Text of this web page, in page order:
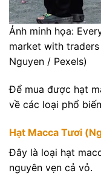
Ảnh minh họa:
market with
Nguyen / Pexels)
Để mua được hạt
về các loại phổ
Hạt Macca Tươi
Đây là loại hạt
nguyên vẹn cả vỏ.